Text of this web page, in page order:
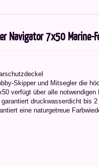
Navigator 7x50 Marine-
Skipper und Mitsegler die
verfügt über alle
druckwasserdicht bis
eine naturgetreue